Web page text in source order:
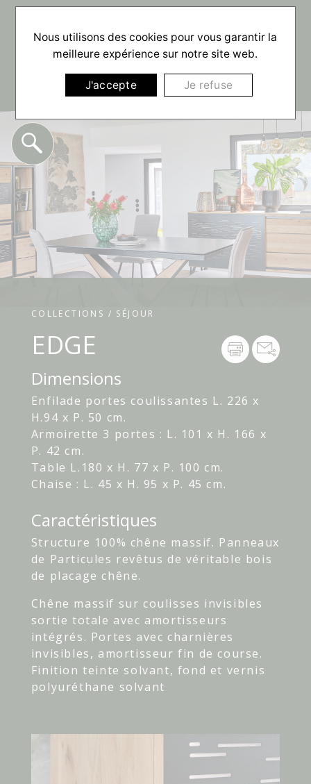
☰
COLLECTIONS / SÉJOUR
EDGE
Dimensions
Enfilade portes coulissantes L. 226 x
H.94 x P. 50 cm.
Armoirette 3 portes : L. 101 x H. 166 x
P. 42 cm.
Table L.180 x H. 77 x P. 100 cm.
Chaise : L. 45 x H. 95 x P. 45 cm.
Caractéristiques
Structure 100% chêne massif. Panneaux
de Particules revêtus de véritable bois
de placage chêne.
Chêne massif sur coulisses invisibles
sortie totale avec amortisseurs
intégrés. Portes avec charnières
invisibles, amortisseur fin de course.
Finition teinte solvant, fond et vernis
polyuréthane solvant
Nous utilisons des cookies pour vous garantir la
meilleure expérience sur notre site web.
J'accepte Je refuse